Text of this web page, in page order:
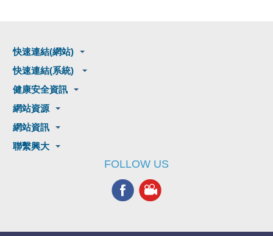
快速連結(網站)
快速連結(系統)
健康安全資訊
網站資源
網站資訊
聯繫興大
FOLLOW US